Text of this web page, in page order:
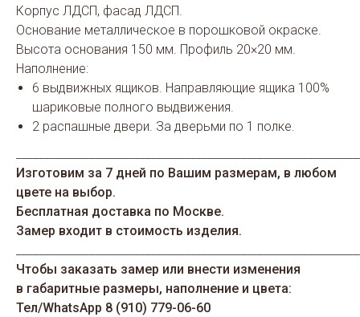
Корпус ЛДСП, фасад ЛДСП.
Основание металлическое в порошковой окраске.
Высота основания 150 мм. Профиль 20×20 мм.
Наполнение:
6 выдвижных ящиков. Направляющие ящика 100%
шариковые полного выдвижения.
2 распашные двери. За дверьми по 1 полке.
Изготовим за 7 дней по Вашим размерам, в любом
цвете на выбор.
Бесплатная доставка по Москве.
Замер входит в стоимость изделия.
Чтобы заказать замер или внести изменения
в габаритные размеры, наполнение и цвета:
Тел/WhatsАрp 8 (910) 779-06-60